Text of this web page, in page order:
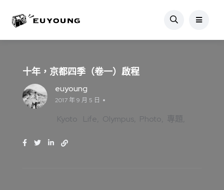
十年，京都四季（卷一）啟程
euyoung
2017 年 9 月 5 日
Kyoto Life Olympus Photo 專題